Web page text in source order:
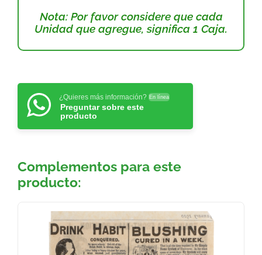
Nota: Por favor considere que cada
Unidad que agregue, significa 1 Caja.
¿Quieres más información? En línea
Preguntar sobre este
producto
Complementos para este
producto: